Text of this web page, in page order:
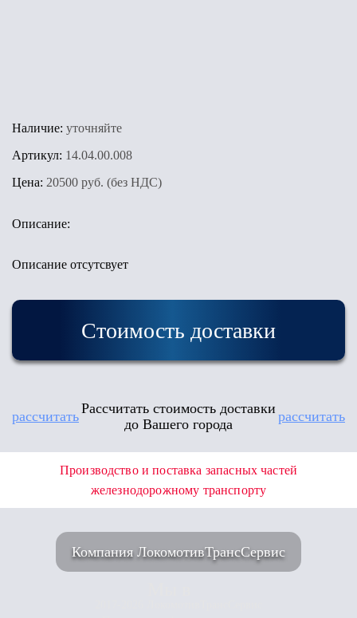
Наличие: уточняйте
Артикул: 14.04.00.008
Цена: 20500 руб. (без НДС)
Описание:
Описание отсутсвует
Стоимость доставки
рассчитатьРассчитать стоимость доставки
до Вашего города
рассчитать
Производство и поставка запасных частей
железнодорожному транспорту
Компания ЛокомотивТрансСервис